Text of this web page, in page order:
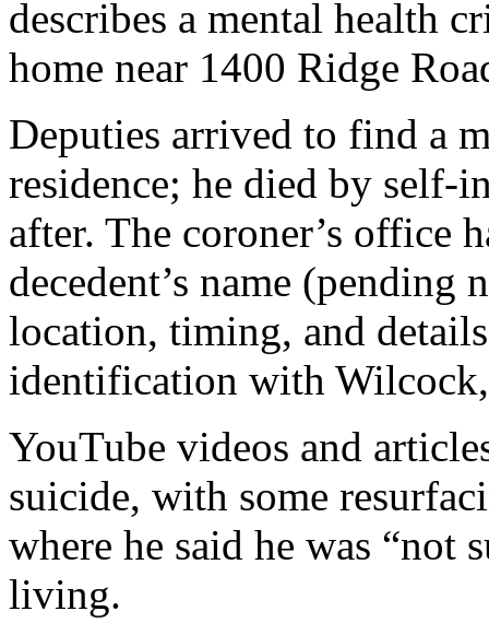
describes a mental health
home near 1400 Ridge
Deputies arrived to find a
residence; he died by
after. The coroner’s office
decedent’s name
location, timing, and
identification with
YouTube videos and
suicide, with some
where he said he was “not
living.